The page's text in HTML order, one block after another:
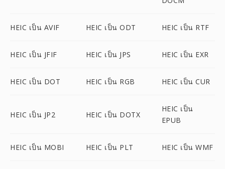
HEIC เป็น AVIF HEIC เป็น ODT HEIC เป็น RTF
HEIC เป็น JFIF HEIC เป็น JPS HEIC เป็น EXR
HEIC เป็น DOT HEIC เป็น RGB HEIC เป็น CUR
HEIC เป็น JP2 HEIC เป็น DOTX
HEIC เป็น
EPUB
HEIC เป็น MOBI HEIC เป็น PLT HEIC เป็น WMF